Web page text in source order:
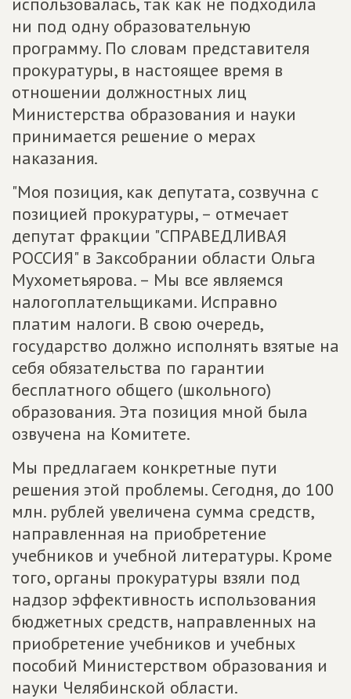
ни под одну образовательную
программу. По словам представителя
прокуратуры, в настоящее время в
отношении должностных лиц
Министерства образования и науки
принимается решение о мерах
наказания.
"Моя позиция, как депутата, созвучна с
позицией прокуратуры, – отмечает
депутат фракции "СПРАВЕДЛИВАЯ
РОССИЯ" в Заксобрании области Ольга
Мухометьярова. – Мы все являемся
налогоплательщиками. Исправно
платим налоги. В свою очередь,
государство должно исполнять взятые на
себя обязательства по гарантии
бесплатного общего (школьного)
образования. Эта позиция мной была
озвучена на Комитете.
Мы предлагаем конкретные пути
решения этой проблемы. Сегодня, до 100
млн. рублей увеличена сумма средств,
направленная на приобретение
учебников и учебной литературы. Кроме
того, органы прокуратуры взяли под
надзор эффективность использования
бюджетных средств, направленных на
приобретение учебников и учебных
пособий Министерством образования и
науки Челябинской области.